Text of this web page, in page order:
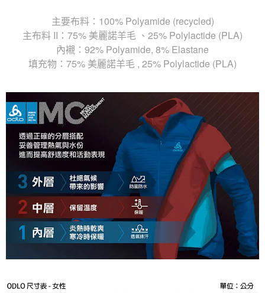
主要布料：100% Polyamide (recycled)
主布料 II：75% 美麗諾羊毛 、25% Polylactide (PLA)
內襯：92% Polyamide, 8% Elastane
填充物：75% 美麗諾羊毛 , 25% Polylactide (PLA)